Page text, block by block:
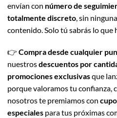
envían con número de
totalmente discreto , sin
contenido. Solo tú sabrás lo que
👉 Compra desde cualquier
nuestrosdescuentos por
promociones exclusivasque
porque valoramos tu confianza,
nosotros te premiamos con
especiales para tus próximas